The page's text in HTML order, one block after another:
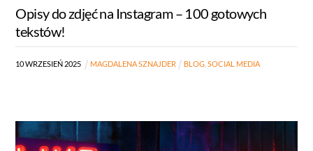
Opisy do zdjęć na Instagram – 100 gotowych
tekstów!
10WRZESIEŃ 2025 MAGDALENA SZNAJDER BLOG, SOCIAL MEDIA